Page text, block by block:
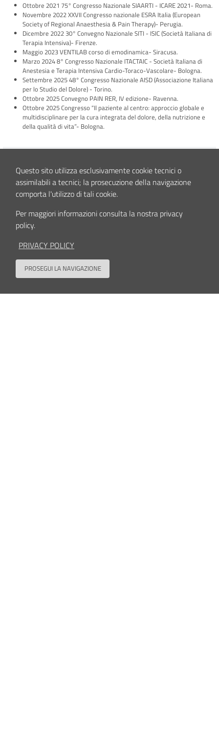
Ottobre 2021 75° Congresso Nazionale SIAARTI - ICARE 2021- Roma.
Novembre 2022 XXVII Congresso nazionale ESRA Italia (European
Society of Regional Anaesthesia & Pain Therapy)- Perugia.
Dicembre 2022 30° Convegno Nazionale SITI - ISIC (Società Italiana di
Terapia Intensiva)- Firenze.
Maggio 2023 VENTILAB corso di emodinamica- Siracusa.
Marzo 2024 8° Congresso Nazionale ITACTAIC - Società Italiana di
Anestesia e Terapia Intensiva Cardio-Toraco-Vascolare- Bologna.
Settembre 2025 48° Congresso Nazionale AISD (Associazione Italiana
per lo Studio del Dolore) - Torino.
Ottobre 2025 Convegno PAIN RER, IV edizione- Ravenna.
Ottobre 2025 Congresso “Il paziente al centro: approccio globale e
multidisciplinare per la cura integrata del dolore, della nutrizione e
della qualità di vita”- Bologna.
Contatti Privacy policy Cookies policy
Area riservata
Barbiano, 1/10 - 40136 Bologna
Questo sito utilizza esclusivamente cookie tecnici o
assimilabili a tecnici; la prosecuzione della navigazione
comporta l'utilizzo di tali cookie.
Per maggiori informazioni consulta la nostra privacy
policy.
PRIVACY POLICY
PROSEGUI LA NAVIGAZIONE